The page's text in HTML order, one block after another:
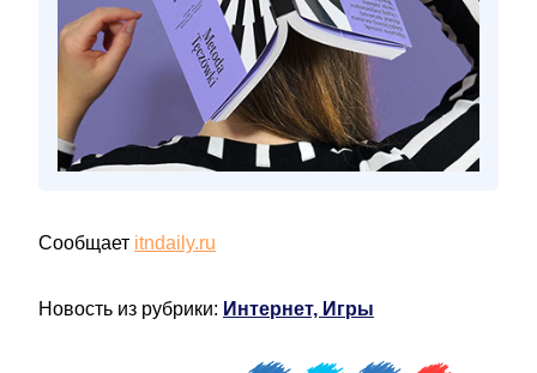
Сообщает itndaily.ru
Новость из рубрики: Интернет, Игры